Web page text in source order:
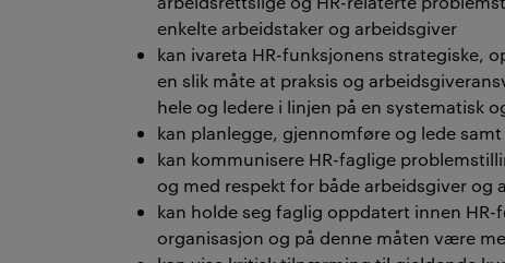
enkelte arbeidstaker og arbeidsgiver
kan ivareta HR-funksjonens strategiske,
en slik måte at praksis og
hele og ledere i linjen på en systematisk
kan planlegge, gjennomføre og lede
kan kommunisere HR-faglige
og med respekt for både arbeidsgiver og
kan holde seg faglig oppdatert innen
organisasjon og på denne måten være